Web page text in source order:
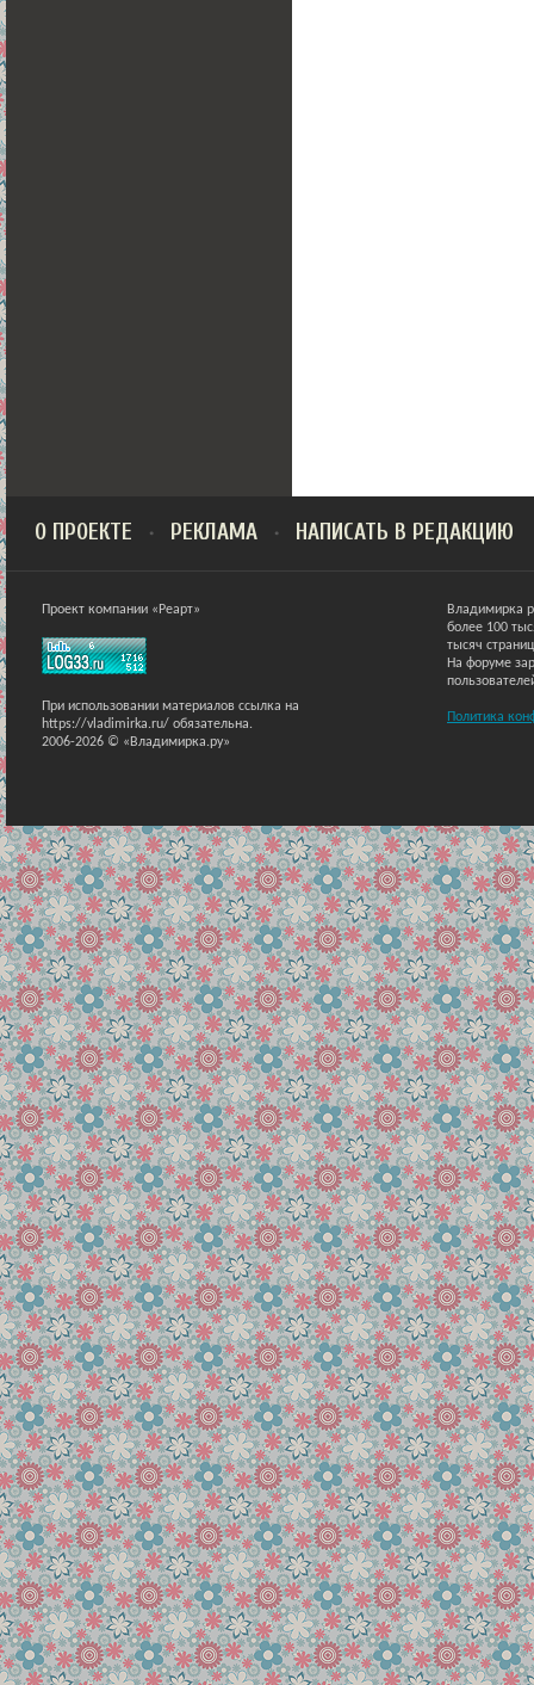
О ПРОЕКТЕ РЕКЛАМА НАПИСАТЬ В РЕДАКЦИЮ
Проект компании «Реарт»
При использовании материалов ссылка на
https://vladimirka.ru/ обязательна.
2006-2026 © «Владимирка.ру»
Владимирка
более 100
тысяч
На форуме
Политика